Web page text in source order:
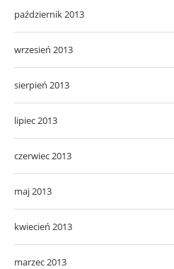
październik 2013
wrzesień 2013
sierpień 2013
lipiec 2013
czerwiec 2013
maj 2013
kwiecień 2013
marzec 2013